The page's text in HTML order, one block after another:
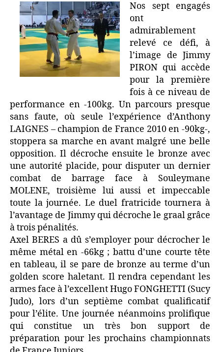
Nos sept engagés
ont
admirablement
relevé ce défi, à
l’image de Jimmy
PIRON qui accède
pour la première
fois à ce niveau de
performance en -100kg. Un parcours presque
sans faute, où seule l’expérience d’Anthony
LAIGNES – champion de France 2010 en -90kg-,
stoppera sa marche en avant malgré une belle
opposition. Il décroche ensuite le bronze avec
une autorité placide, pour disputer un dernier
combat de barrage face à Souleymane
MOLENE, troisième lui aussi et impeccable
toute la journée. Le duel fratricide tournera à
l’avantage de Jimmy qui décroche le graal grâce
à trois pénalités.
Axel BERES a dû s’employer pour décrocher le
même métal en -66kg ; battu d’une courte tête
en tableau, il se pare de bronze au terme d’un
golden score haletant. Il rendra cependant les
armes face à l’excellent Hugo FONGHETTI (Sucy
Judo), lors d’un septième combat qualificatif
pour l’élite. Une journée néanmoins prolifique
qui constitue un très bon support de
préparation pour les prochains championnats